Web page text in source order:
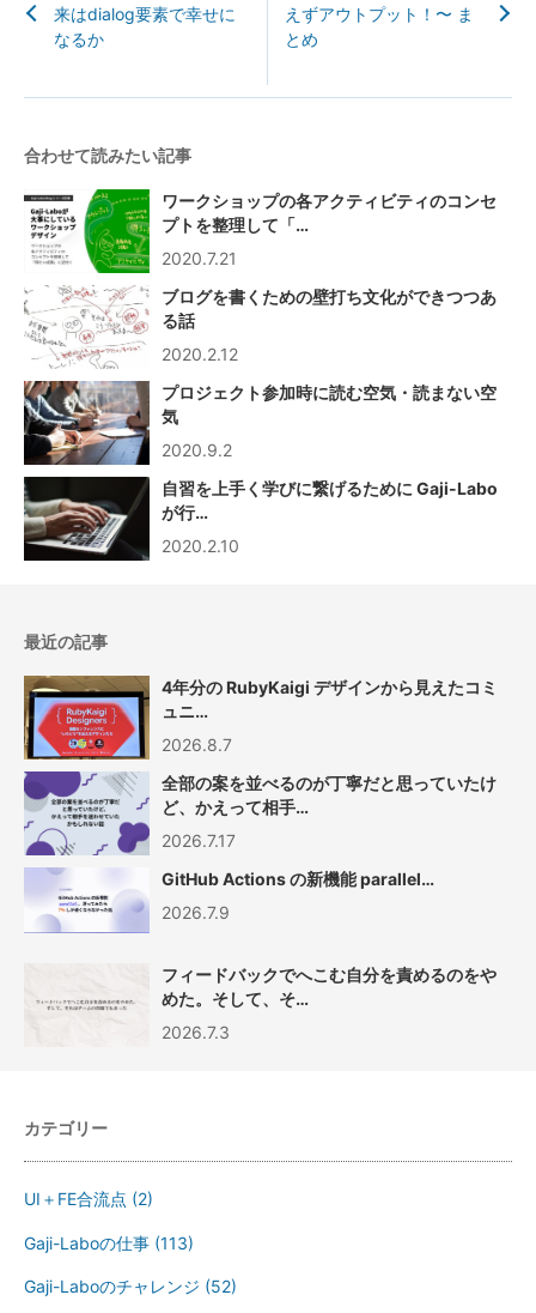
来はdialog要素で幸せに
なるか
えずアウトプット！〜 ま
とめ
合わせて読みたい記事
ワークショップの各アクティビティのコンセ
プトを整理して「…
2020.7.21
ブログを書くための壁打ち文化ができつつあ
る話
2020.2.12
プロジェクト参加時に読む空気・読まない空
気
2020.9.2
自習を上手く学びに繋げるために Gaji-Labo
が行…
2020.2.10
最近の記事
4年分の RubyKaigi デザインから見えたコミ
ュニ…
2026.8.7
全部の案を並べるのが丁寧だと思っていたけ
ど、かえって相手…
2026.7.17
GitHub Actions の新機能 parallel…
2026.7.9
フィードバックでへこむ自分を責めるのをや
めた。そして、そ…
2026.7.3
カテゴリー
UI＋FE合流点 (2)
Gaji-Laboの仕事 (113)
Gaji-Laboのチャレンジ (52)